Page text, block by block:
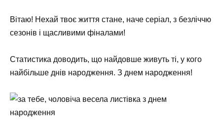
Вітаю! Нехай твоє життя стане, наче серіал, з безліччю
сезонів і щасливими фіналами!
Статистика доводить, що найдовше живуть ті, у кого
найбільше днів народження. З днем ​​народження!